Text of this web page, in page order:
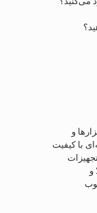
و
با کیفیت
و